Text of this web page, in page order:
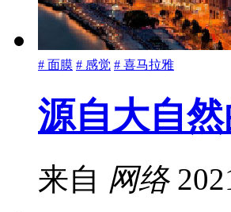
# 面膜 # 感觉 # 喜马拉雅
源自大自
来自 网络